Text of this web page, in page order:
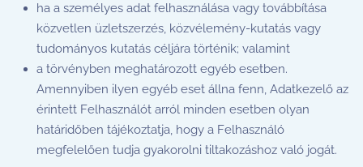
ha a személyes adat felhasználása vagy továbbítása
közvetlen üzletszerzés, közvélemény-kutatás vagy
tudományos kutatás céljára történik; valamint
a törvényben meghatározott egyéb esetben.
Amennyiben ilyen egyéb eset állna fenn, Adatkezelő az
érintett Felhasználót arról minden esetben olyan
határidőben tájékoztatja, hogy a Felhasználó
megfelelően tudja gyakorolni tiltakozáshoz való jogát.